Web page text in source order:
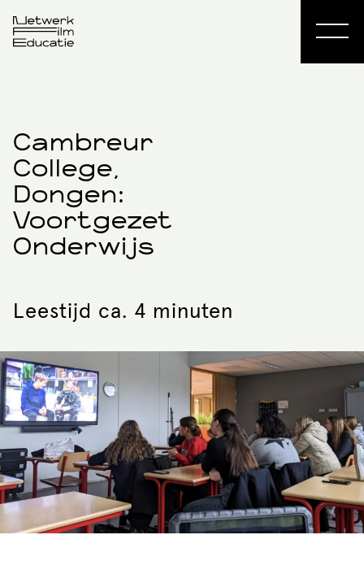
Cambreur
College,
Dongen:
Voortgezet
Onderwijs
Leestijd ca. 4 minuten